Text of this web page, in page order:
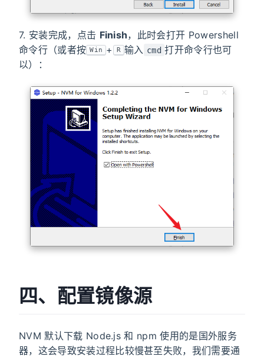
7. 安装完成，点击 Finish，此时会打开 Powershell
命令行（或者按 Win + R 输入 cmd 打开命令行也可
以）：
四、配置镜像源
NVM 默认下载 Node.js 和 npm 使用的是国外服务
器，这会导致安装过程比较慢甚至失败，我们需要通